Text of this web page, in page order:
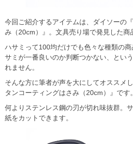
今回ご紹介するアイテムは、ダイソーの
み（20cm）』。文具売り場で発見した商
ハサミって100均だけでも色々な種類の
サミが一番良いのか判断つかない、とい
れません。
そんな方に筆者が声を大にしてオススメ
タンコーティングはさみ（20cm）』です。
何よりステンレス鋼の刃が切れ味抜群。
紙をカットできます。